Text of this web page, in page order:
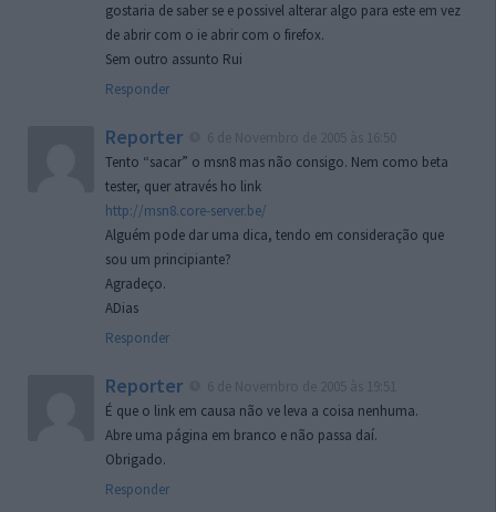
gostaria de saber se e possivel alterar algo para este em vez
de abrir com o ie abrir com o firefox.
Sem outro assunto Rui
Responder
Reporter
Tento “sacar” o msn8 mas não consigo. Nem como beta
tester, quer através ho link
http://msn8.core-server.be/
Alguém pode dar uma dica, tendo em consideração que
sou um principiante?
Agradeço.
ADias
Responder
Reporter
É que o link em causa não ve leva a coisa nenhuma.
Abre uma página em branco e não passa daí.
Obrigado.
Responder